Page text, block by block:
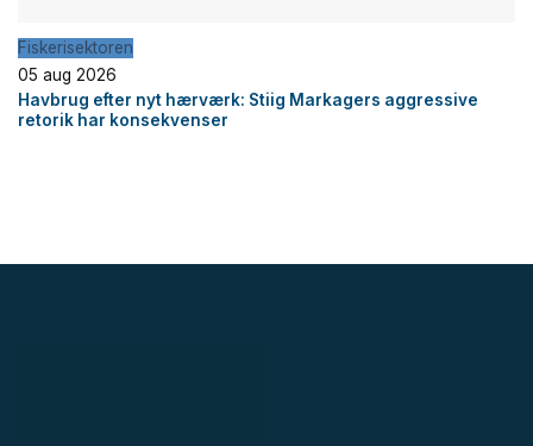
Fiskerisektoren
05 aug 2026
Havbrug efter nyt hærværk: Stiig Markagers aggressive
retorik har konsekvenser